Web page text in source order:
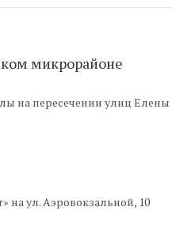
микрорайоне
на пересечении улиц Елены
на ул. Аэровокзальной, 10